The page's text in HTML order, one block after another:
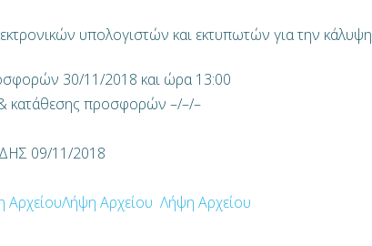
υπολογιστών και εκτυπωτών για την κάλυψη
30/11/2018 και ώρα 13:00
κατάθεσης προσφορών –/–/–
09/11/2018
ΑρχείουΛήψη Αρχείου Λήψη Αρχείου